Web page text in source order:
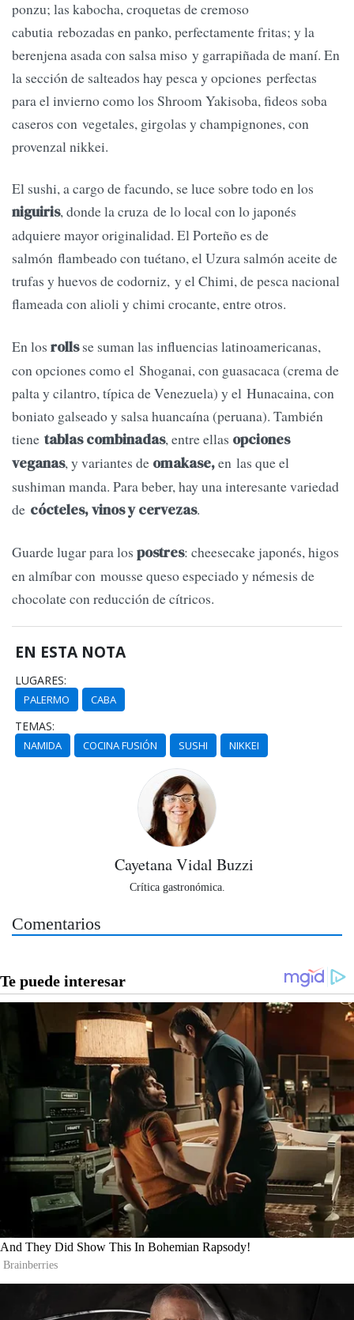
ponzu; las kabocha, croquetas de cremoso
cabutia rebozadas en panko, perfectamente fritas; y la
berenjena asada con salsa miso y garrapiñada de maní. En
la sección de salteados hay pesca y opciones perfectas
para el invierno como los Shroom Yakisoba, fideos soba
caseros con vegetales, girgolas y champignones, con
provenzal nikkei.
El sushi, a cargo de facundo, se luce sobre todo en los
niguiris, donde la cruza de lo local con lo japonés
adquiere mayor originalidad. El Porteño es de
salmón flambeado con tuétano, el Uzura salmón aceite de
trufas y huevos de codorniz, y el Chimi, de pesca nacional
flameada con alioli y chimi crocante, entre otros.
En los rollsse suman las influencias latinoamericanas,
con opciones como el Shoganai, con guasacaca (crema de
palta y cilantro, típica de Venezuela) y el Hunacaina, con
boniato galseado y salsa huancaína (peruana). También
tiene tablas combinadas, entre ellas opciones
veganas, y variantes de omakase,en las que el
sushiman manda. Para beber, hay una interesante variedad
de cócteles, vinos y cervezas.
Guarde lugar para los postres: cheesecake japonés, higos
en almíbar con mousse queso especiado y némesis de
chocolate con reducción de cítricos.
EN ESTA NOTA
LUGARES:
PALERMO CABA
TEMAS:
NAMIDA COCINA FUSIÓN SUSHI NIKKEI
Cayetana Vidal Buzzi
Crítica gastronómica.
Comentarios